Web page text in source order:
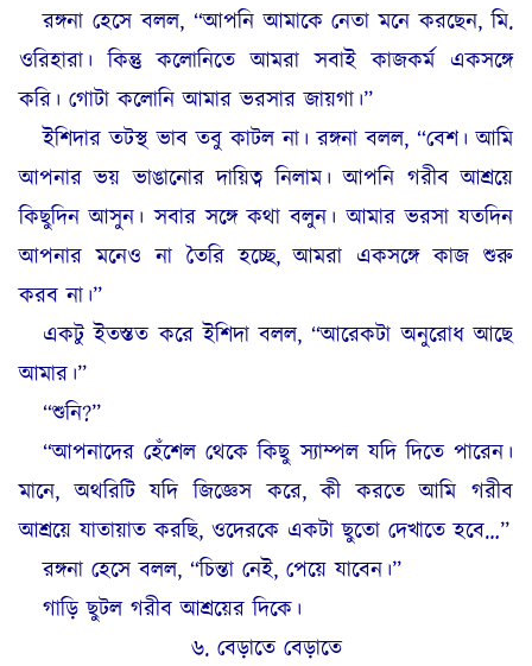
রঙ্গনা হেসে বলল, “আপনি আমাকে নেতা মনে করছেন, মি.
ওরিহারা। কিন্তু কলোনিতে আমরা সবাই কাজকর্ম একসঙ্গে
করি। গোটা কলোনি আমার ভরসার জায়গা।”
ইশিদার তটস্থ ভাব তবু কাটল না। রঙ্গনা বলল, “বেশ। আমি
আপনার ভয় ভাঙানোর দায়িত্ব নিলাম। আপনি গরীব আশ্রয়ে
কিছুদিন আসুন। সবার সঙ্গে কথা বলুন। আমার ভরসা যতদিন
আপনার মনেও না তৈরি হচ্ছে, আমরা একসঙ্গে কাজ শুরু
করব না।”
একটু ইতস্তত করে ইশিদা বলল, “আরেকটা অনুরোধ আছে
আমার।”
“শুনি?”
“আপনাদের হেঁশেল থেকে কিছু স্যাম্পল যদি দিতে পারেন।
মানে, অথরিটি যদি জিজ্ঞেস করে, কী করতে আমি গরীব
আশ্রয়ে যাতায়াত করছি, ওদেরকে একটা ছুতো দেখাতে হবে…”
রঙ্গনা হেসে বলল, “চিন্তা নেই, পেয়ে যাবেন।”
গাড়ি ছুটল গরীব আশ্রয়ের দিকে।
৬. বেড়াতে বেড়াতে